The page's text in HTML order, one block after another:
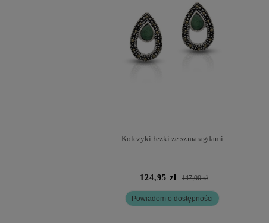
Kolczyki łezki ze szmaragdami
124,95 zł 147,00 zł
Powiadom o dostępności